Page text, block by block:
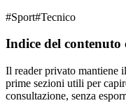
#Sport#Tecnico
Indice del contenuto
Il reader privato mantiene
prime sezioni utili per
consultazione, senza